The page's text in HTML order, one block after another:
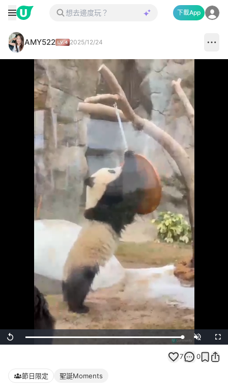
下載App
AMY522 2025/12/24
Replay Loaded:
100.00%
Unmute
7 0
節日限定 聖誕Moments